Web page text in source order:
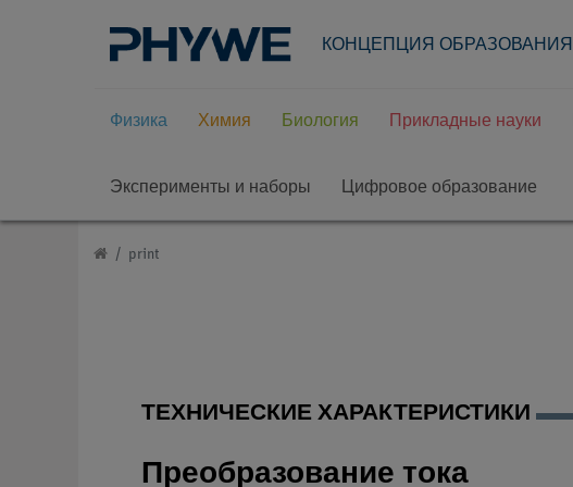
КОНЦЕПЦИЯ ОБРАЗОВАНИЯ
Физика Химия Биология Прикладные науки
Эксперименты и наборы Цифровое образование
print
ТЕХНИЧЕСКИЕ ХАРАКТЕРИСТИКИ
Преобразование тока